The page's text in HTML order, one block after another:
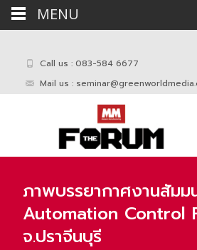
Call us : 083-584 6677
Mail us :
ภาพบรรยากาศงานสัมม
Automation Control
จ.ปราจีนบุรี
MENU